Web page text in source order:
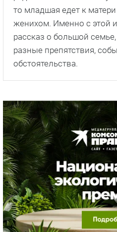
то младшая едет к
женихом. Именно с этой
рассказ о большой
разные препятствия,
обстоятельства.